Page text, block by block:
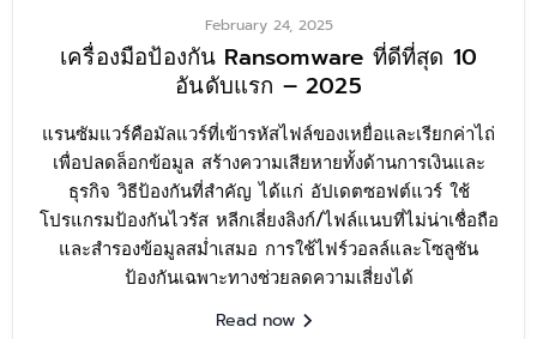
February 24, 2025
เครื่องมือป้องกัน Ransomware ที่ดีที่สุด 10
อันดับแรก – 2025
แรนซัมแวร์คือมัลแวร์ที่เข้ารหัสไฟล์ของเหยื่อและเรียกค่าไถ่
เพื่อปลดล็อกข้อมูล สร้างความเสียหายทั้งด้านการเงินและ
ธุรกิจ วิธีป้องกันที่สำคัญ ได้แก่ อัปเดตซอฟต์แวร์ ใช้
โปรแกรมป้องกันไวรัส หลีกเลี่ยงลิงก์/ไฟล์แนบที่ไม่น่าเชื่อถือ
และสำรองข้อมูลสม่ำเสมอ การใช้ไฟร์วอลล์และโซลูชัน
ป้องกันเฉพาะทางช่วยลดความเสี่ยงได้
Read now